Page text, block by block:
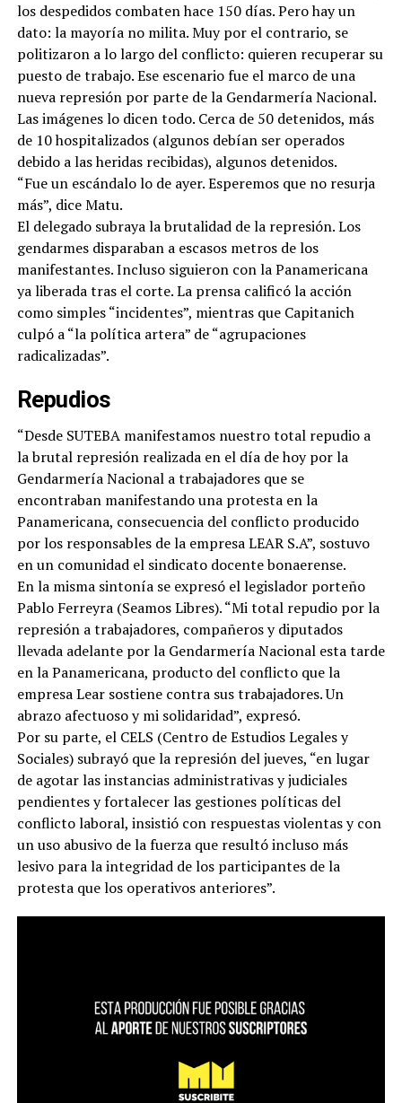
los despedidos combaten hace 150 días. Pero hay un
dato: la mayoría no milita. Muy por el contrario, se
politizaron a lo largo del conflicto: quieren recuperar su
puesto de trabajo. Ese escenario fue el marco de una
nueva represión por parte de la Gendarmería Nacional.
Las imágenes lo dicen todo. Cerca de 50 detenidos, más
de 10 hospitalizados (algunos debían ser operados
debido a las heridas recibidas), algunos detenidos.
“Fue un escándalo lo de ayer. Esperemos que no resurja
más”, dice Matu.
El delegado subraya la brutalidad de la represión. Los
gendarmes disparaban a escasos metros de los
manifestantes. Incluso siguieron con la Panamericana
ya liberada tras el corte. La prensa calificó la acción
como simples “incidentes”, mientras que Capitanich
culpó a “la política artera” de “agrupaciones
radicalizadas”.
Repudios
“Desde SUTEBA manifestamos nuestro total repudio a
la brutal represión realizada en el día de hoy por la
Gendarmería Nacional a trabajadores que se
encontraban manifestando una protesta en la
Panamericana, consecuencia del conflicto producido
por los responsables de la empresa LEAR S.A”, sostuvo
en un comunidad el sindicato docente bonaerense.
En la misma sintonía se expresó el legislador porteño
Pablo Ferreyra (Seamos Libres). “Mi total repudio por la
represión a trabajadores, compañeros y diputados
llevada adelante por la Gendarmería Nacional esta tarde
en la Panamericana, producto del conflicto que la
empresa Lear sostiene contra sus trabajadores. Un
abrazo afectuoso y mi solidaridad”, expresó.
Por su parte, el CELS (Centro de Estudios Legales y
Sociales) subrayó que la represión del jueves, “en lugar
de agotar las instancias administrativas y judiciales
pendientes y fortalecer las gestiones políticas del
conflicto laboral, insistió con respuestas violentas y con
un uso abusivo de la fuerza que resultó incluso más
lesivo para la integridad de los participantes de la
protesta que los operativos anteriores”.